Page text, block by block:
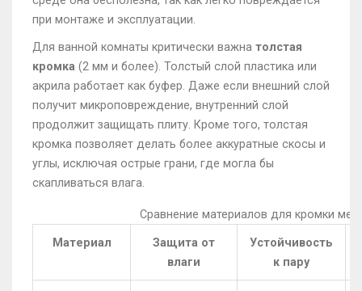
при монтаже и эксплуатации.
Для ванной комнаты критически важна толстая
кромка (2 мм и более). Толстый слой пластика или
акрила работает как буфер. Даже если внешний слой
получит микроповреждение, внутренний слой
продолжит защищать плиту. Кроме того, толстая
кромка позволяет делать более аккуратные скосы и
углы, исключая острые грани, где могла бы
скапливаться влага.
Сравнение материалов для кромки
Материал
Защита от
влаги
Устойчивость
к пару